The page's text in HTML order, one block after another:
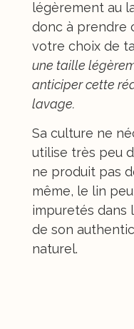
légèrement au
donc à prendre
votre choix de
une taille
anticiper cette
lavage.
Sa culture ne
utilise très peu
ne produit pas
même, le lin
impuretés dans
de son
naturel.